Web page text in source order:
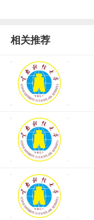
相关推荐